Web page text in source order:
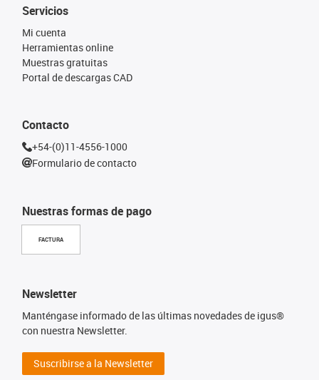
Nuestras formas de pago
FACTURA
Servicios
Mi cuenta
Herramientas online
Muestras gratuitas
Portal de descargas CAD
Contacto
+54-(0)11-4556-1000
Formulario de contacto
Newsletter
Manténgase informado de las últimas novedades de igus®
con nuestra Newsletter.
Suscribirse a la Newsletter